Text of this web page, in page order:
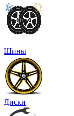
Шины
Диски